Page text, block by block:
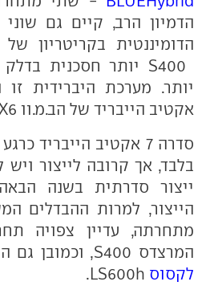
הדומיננטית בקריטריון
יותר. מערכת היברידית
אקטיב הייבריד של הב.מ.וו X6, שהוצג קודם לכן.
סדרה 7 אקטיב הייבריד
בלבד, אך קרובה לייצור
ייצור סדרתית בשנה
הייצור, למרות ההבדלים
מתחרתה, עדיין צפויה
המרצדס S400, וכמובן גם השלישית בקטגוריה -
לקסוס